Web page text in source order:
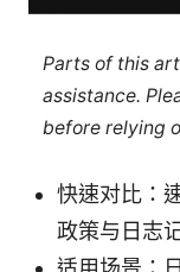
Parts of this
assistance.
before relying
快速对比：
政策与日志